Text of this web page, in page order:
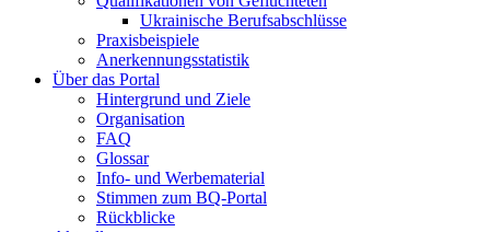
Ukrainische Berufsabschlüsse
Praxisbeispiele
Anerkennungsstatistik
Über das Portal
Hintergrund und Ziele
Organisation
FAQ
Glossar
Info- und Werbematerial
Stimmen zum BQ-Portal
Rückblicke